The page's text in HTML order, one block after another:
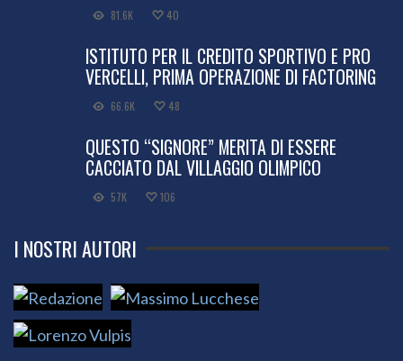
81.6K 40
ISTITUTO PER IL CREDITO SPORTIVO E PRO
VERCELLI, PRIMA OPERAZIONE DI FACTORING
66.6K 48
QUESTO “SIGNORE” MERITA DI ESSERE
CACCIATO DAL VILLAGGIO OLIMPICO
57K 106
I NOSTRI AUTORI